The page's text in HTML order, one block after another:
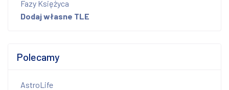
Fazy Księżyca
Dodaj własne TLE
Polecamy
AstroLife